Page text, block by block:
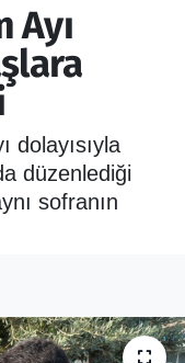
Ayı
dolayısıyla
düzenlediği
sofranın